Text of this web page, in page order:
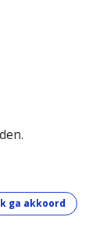
ga akkoord